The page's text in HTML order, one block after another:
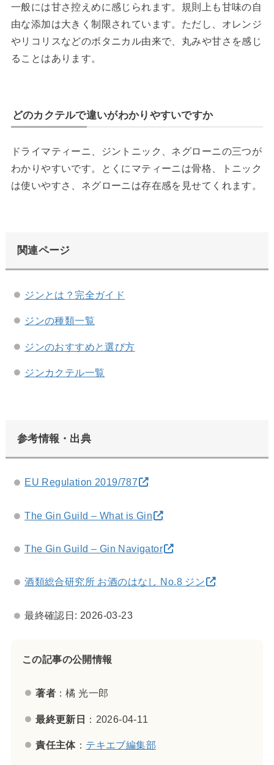
一般には甘さ控えめに感じられます。規則上も甘味の自
由な添加は大きく制限されています。ただし、オレンジ
やリコリスなどのボタニカル由来で、丸みや甘さを感じ
ることはあります。
どのカクテルで違いがわかりやすいですか
ドライマティーニ、ジントニック、ネグローニの三つが
わかりやすいです。とくにマティーニは骨格、トニック
は使いやすさ、ネグローニは存在感を見せてくれます。
関連ページ
ジンとは？完全ガイド
ジンの種類一覧
ジンのおすすめと選び方
ジンカクテル一覧
参考情報・出典
EU Regulation 2019/787
The Gin Guild – What is Gin
The Gin Guild – Gin Navigator
酒類総合研究所 お酒のはなし No.8 ジン
最終確認日: 2026-03-23
この記事の公開情報
著者：橘 光一郎
最終更新日 ：2026-04-11
責任主体： テキエブ編集部